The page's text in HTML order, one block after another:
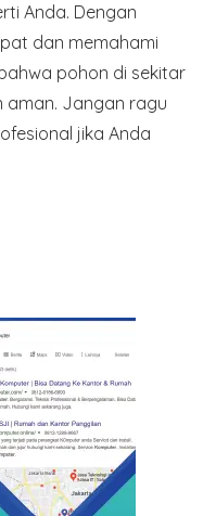
Anda. Dengan
dan memahami
pohon di sekitar
aman. Jangan ragu
jika Anda